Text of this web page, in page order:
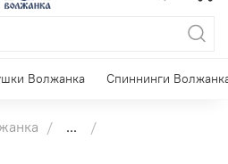
Волжанка Спиннинги
...